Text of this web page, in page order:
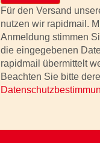
Für den Versand
nutzen wir rapidmail.
Anmeldung stimmen
die eingegebenen
rapidmail übermittelt
Beachten Sie bitte